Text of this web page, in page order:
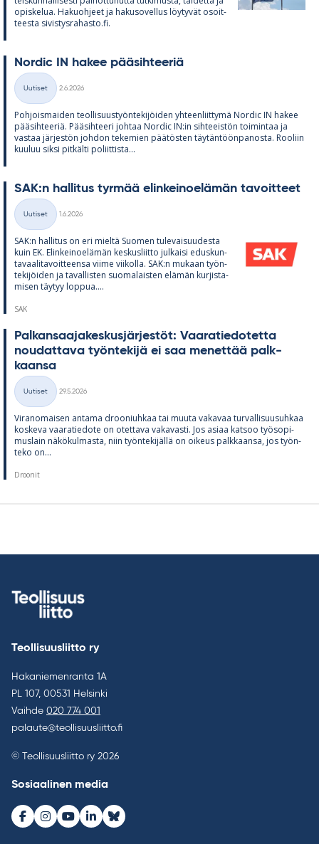
opis­ke­lua. Ha­kuoh­jeet ja ha­kuso­vel­lus löy­ty­vät osoit­
teesta si­vis­tys­ra­hasto.fi.
Nor­dic IN ha­kee pää­sih­tee­riä
Kategoriat
Uutiset
2.6.2026
Poh­jois­mai­den teol­li­suus­työn­te­ki­jöi­den yh­teen­liit­tymä Nor­dic IN ha­kee
pää­sih­tee­riä. Pää­sih­teeri joh­taa Nor­dic IN:in sih­tee­is­tön toi­min­taa ja
vas­taa jär­jes­tön joh­don te­ke­mien pää­tös­ten täy­tän­töön­pa­nosta. Roo­liin
kuu­luu siksi pit­kälti po­liit­tista...
SAK:n hal­li­tus tyr­mää elin­kei­noe­lä­män ta­voit­teet
Kategoriat
Uutiset
1.6.2026
SAK:n hal­li­tus on eri mieltä Suo­men tu­le­vai­suu­desta
kuin EK. Elin­kei­noe­lä­män kes­kus­liitto jul­kaisi edus­kun­
ta­vaa­li­ta­voit­teensa viime vii­kolla. SAK:n mu­kaan työn­
te­ki­jöi­den ja ta­val­lis­ten suo­ma­lais­ten elä­män kur­jis­ta­
mi­sen täy­tyy lop­pua....
SAK
Pal­kan­saa­ja­kes­kus­jär­jes­töt: Vaa­ra­tie­do­tetta
nou­dat­tava työn­te­kijä ei saa me­net­tää palk­
kaansa
Kategoriat
Uutiset
29.5.2026
Vi­ran­omai­sen an­tama droo­niuh­kaa tai muuta va­ka­vaa tur­val­li­suusuh­kaa
kos­keva vaa­ra­tie­dote on otet­tava va­ka­vasti. Jos asiaa kat­soo työ­so­pi­
mus­lain nä­kö­kul­masta, niin työn­te­ki­jällä on oi­keus palk­kaansa, jos työn­
teko on...
Droonit
Teollisuusliitto ry
Hakaniemenranta 1A
PL 107, 00531 Helsinki
Vaihde 020 774 001
palaute@teollisuusliitto.fi
© Teollisuusliitto ry 2026
Sosiaalinen media
Facebook
Instagram
Youtube
LinkedInBluesky